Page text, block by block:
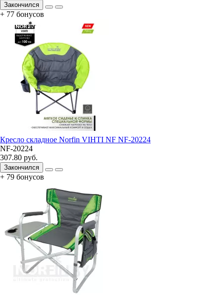
Закончился
+ 77 бонусов
Кресло складное Norfin VIHTI NF NF-20224
NF-20224
307.80 руб.
Закончился
+ 79 бонусов